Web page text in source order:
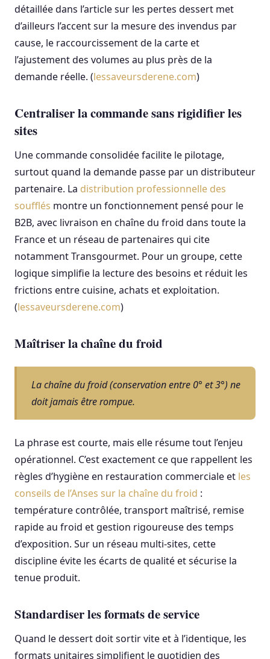
détaillée dans l’article sur les pertes dessert met
d’ailleurs l’accent sur la mesure des invendus par
cause, le raccourcissement de la carte et
l’ajustement des volumes au plus près de la
demande réelle. (lessaveursderene.com)
Centraliser la commande sans rigidifier les
sites
Une commande consolidée facilite le pilotage,
surtout quand la demande passe par un distributeur
partenaire. La distribution professionnelle des
soufflés montre un fonctionnement pensé pour le
B2B, avec livraison en chaîne du froid dans toute la
France et un réseau de partenaires qui cite
notamment Transgourmet. Pour un groupe, cette
logique simplifie la lecture des besoins et réduit les
frictions entre cuisine, achats et exploitation.
(lessaveursderene.com)
Maîtriser la chaîne du froid
La chaîne du froid (conservation entre 0° et 3°) ne
doit jamais être rompue.
La phrase est courte, mais elle résume tout l’enjeu
opérationnel. C’est exactement ce que rappellent les
règles d’hygiène en restauration commerciale et les
conseils de l’Anses sur la chaîne du froid :
température contrôlée, transport maîtrisé, remise
rapide au froid et gestion rigoureuse des temps
d’exposition. Sur un réseau multi-sites, cette
discipline évite les écarts de qualité et sécurise la
tenue produit.
Standardiser les formats de service
Quand le dessert doit sortir vite et à l’identique, les
formats unitaires simplifient le quotidien des